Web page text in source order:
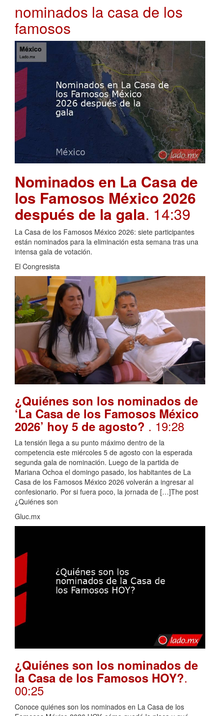
nominados la casa de los
famosos
Nominados en La Casa de
los Famosos México 2026
después de la gala. 14:39
La Casa de los Famosos México 2026: siete participantes
están nominados para la eliminación esta semana tras una
intensa gala de votación.
El Congresista
¿Quiénes son los nominados de
‘La Casa de los Famosos México
2026’ hoy 5 de agosto? . 19:28
La tensión llega a su punto máximo dentro de la
competencia este miércoles 5 de agosto con la esperada
segunda gala de nominación. Luego de la partida de
Mariana Ochoa el domingo pasado, los habitantes de La
Casa de los Famosos México 2026 volverán a ingresar al
confesionario. Por si fuera poco, la jornada de […]The post
¿Quiénes son
Gluc.mx
¿Quiénes son los nominados de
la Casa de los Famosos HOY?.
00:25
Conoce quiénes son los nominados en La Casa de los